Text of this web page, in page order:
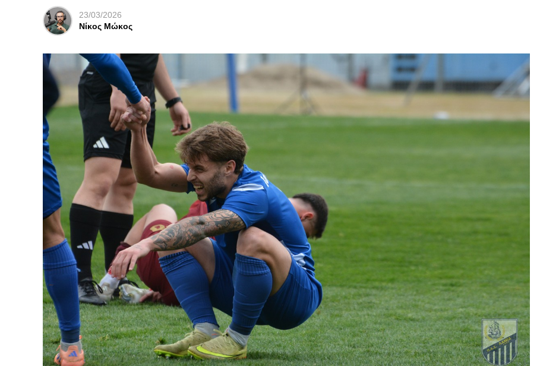
23/03/2026
Νίκος Μώκος